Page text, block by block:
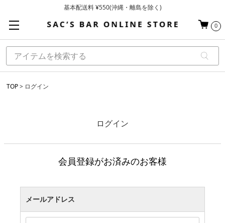
基本配送料 ¥550(沖縄・離島を除く)
お買い上げ合計¥3,980以上で送料無料
0
TOP ログイン
ログイン
会員登録がお済みのお客様
メールアドレス